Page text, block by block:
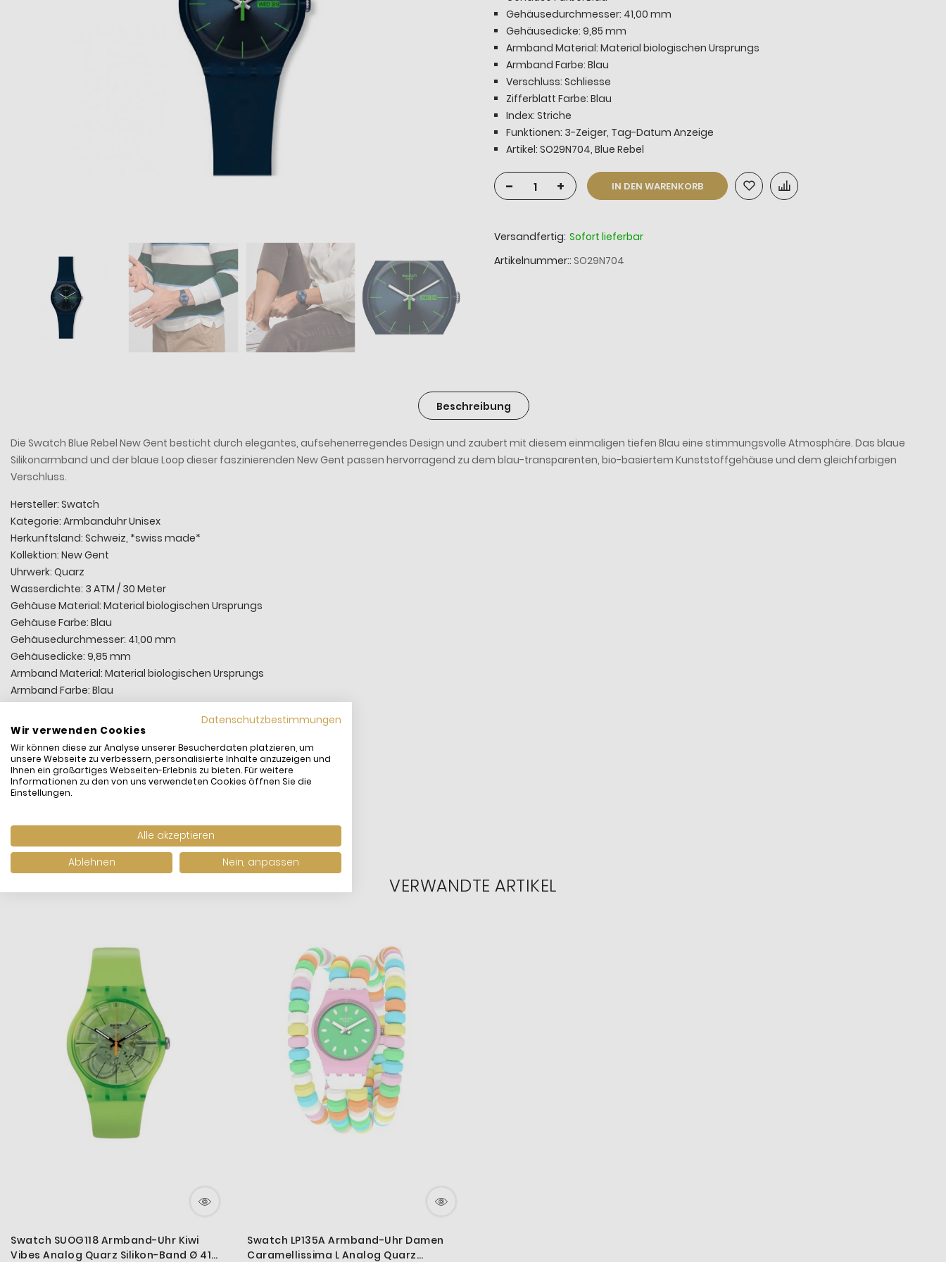
Gehäusedurchmesser: 41,00 mm
Gehäusedicke: 9,85 mm
Armband Material: Material biologischen Ursprungs
Armband Farbe: Blau
Verschluss: Schliesse
Zifferblatt Farbe: Blau
Index: Striche
Funktionen: 3-Zeiger, Tag-Datum Anzeige
Artikel: SO29N704, Blue Rebel
- + IN DEN WARENKORB
Versandfertig: Sofort lieferbar
Artikelnummer: SO29N704
Beschreibung
Die Swatch Blue Rebel New Gent besticht durch elegantes, aufsehenerregendes Design und zaubert mit diesem einmaligen tiefen Blau eine stimmungsvolle Atmosphäre. Das blaue
Silikonarmband und der blaue Loop dieser faszinierenden New Gent passen hervorragend zu dem blau-transparenten, bio-basiertem Kunststoffgehäuse und dem gleichfarbigen
Verschluss.
Hersteller: Swatch
Kategorie: Armbanduhr Unisex
Herkunftsland: Schweiz, *swiss made*
Kollektion: New Gent
Uhrwerk: Quarz
Wasserdichte: 3 ATM / 30 Meter
Gehäuse Material: Material biologischen Ursprungs
Gehäuse Farbe: Blau
Gehäusedurchmesser: 41,00 mm
Gehäusedicke: 9,85 mm
Armband Material: Material biologischen Ursprungs
Armband Farbe: Blau
Verschluss: Schliesse
Zifferblatt Farbe: Blau
Funktionen: 3-Zeiger, Tag-Datum Anzeige
Artikel: SO29N704, Blue Rebel
VERWANDTE ARTIKEL
Swatch SUOG118 Armband-Uhr Kiwi
Vibes Analog Quarz Silikon-Band Ø 41
Swatch LP135A Armband-Uhr Damen
Caramellissima L Analog Quarz
Datenschutzbestimmungen
Wir verwenden Cookies
Wir können diese zur Analyse unserer Besucherdaten platzieren, um
unsere Webseite zu verbessern, personalisierte Inhalte anzuzeigen und
Ihnen ein großartiges Webseiten-Erlebnis zu bieten. Für weitere
Informationen zu den von uns verwendeten Cookies öffnen Sie die
Einstellungen.
Alle akzeptieren
Ablehnen
Nein, anpassen